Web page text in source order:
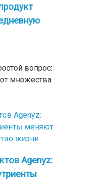
вопрос:
множества
Agenyz: